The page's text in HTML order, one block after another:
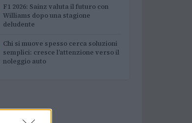
F1 2026: Sainz valuta il futuro con
Williams dopo una stagione
deludente
Chi si muove spesso cerca soluzioni
semplici: cresce l’attenzione verso il
noleggio auto